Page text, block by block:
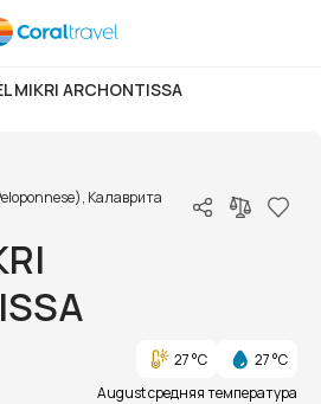
MIKRI ARCHONTISSA
Калаврита
27 °C
27 °C
August средняя температура